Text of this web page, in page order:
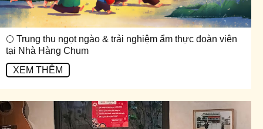
🌕 Trung thu ngọt ngào & trải nghiệm ẩm thực đoàn viên
tại Nhà Hàng Chum
XEM THÊM